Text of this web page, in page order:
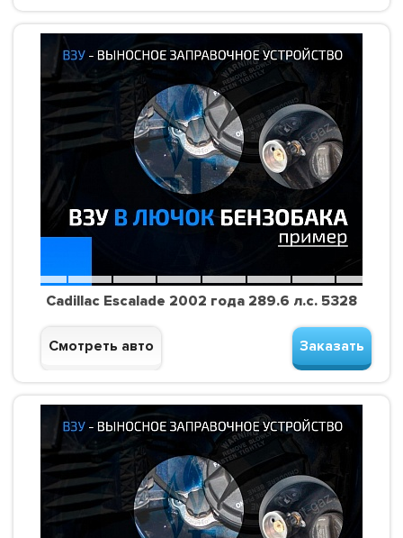
Cadillac Escalade 2002 года 289.6 л.с. 5328
Смотреть авто Заказать